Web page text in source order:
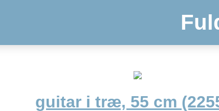
guitar i træ, 55 cm